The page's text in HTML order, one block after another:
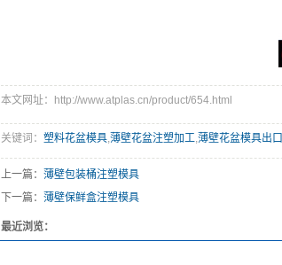
本文网址：http://www.atplas.cn/product/654.html
关键词： 塑料花盆模具,薄壁花盆注塑加工,薄壁花盆模具出口
上一篇： 薄壁包装桶注塑模具
下一篇： 薄壁保鲜盒注塑模具
最近浏览：